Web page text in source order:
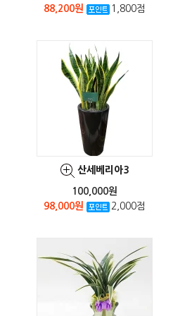
88,200원
1,800점
산세베리아3
100,000원
98,000원
2,000점